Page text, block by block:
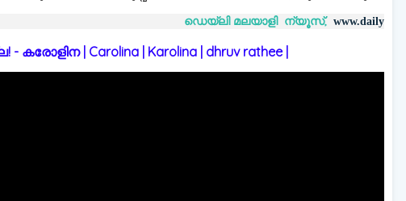
ഡെയ്‌ലി മലയാളി ന്യൂസ്, www.dailymalayaly.com
| Carolina | Karolina | dhruv rathee |